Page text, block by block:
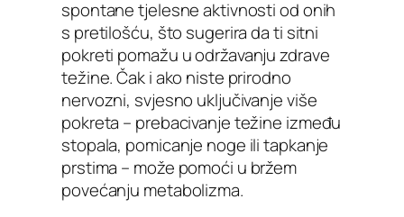
spontane tjelesne aktivnosti od onih
s pretilošću, što sugerira da ti sitni
pokreti pomažu u održavanju zdrave
težine. Čak i ako niste prirodno
nervozni, svjesno uključivanje više
pokreta – prebacivanje težine između
stopala, pomicanje noge ili tapkanje
prstima – može pomoći u bržem
povećanju metabolizma.